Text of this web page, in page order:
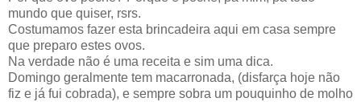
mundo que quiser, rsrs.
Costumamos fazer esta brincadeira aqui em casa sempre
que preparo estes ovos.
Na verdade não é uma receita e sim uma dica.
Domingo geralmente tem macarronada, (disfarça hoje não
fiz e já fui cobrada), e sempre sobra um pouquinho de molho